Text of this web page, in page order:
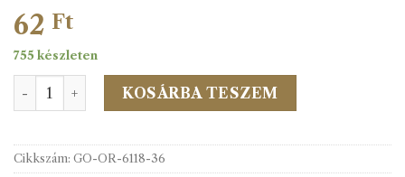
62 Ft
755 készleten
611836 Divatgomb 36L mennyiség
KOSÁRBA TESZEM
Cikkszám: GO-OR-6118-36